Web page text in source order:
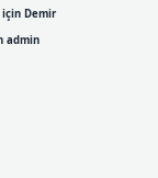
Demir
admin